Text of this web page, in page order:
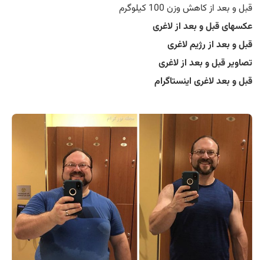
قبل و بعد از کاهش وزن 100 کیلوگرم
عکسهای قبل و بعد از لاغری
قبل و بعد از رژیم لاغری
تصاویر قبل و بعد از لاغری
قبل و بعد لاغری اینستاگرام